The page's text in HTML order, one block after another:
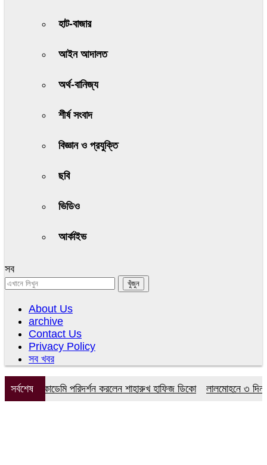
হাট-বাজার
আইন আদালত
অর্থ-বানিজ্য
শীর্ষ সংবাদ
বিজ্ঞান ও প্রযুক্তি
ছবি
ভিডিও
আর্কাইভ
সব
About Us
archive
Contact Us
Privacy Policy
সব খবর
সর্বশেষ
একাডেমি পরিদর্শন করলেন শাহারুখ হাফিজ ডিকো লালমোহনে ৩ দিনব্যাপী